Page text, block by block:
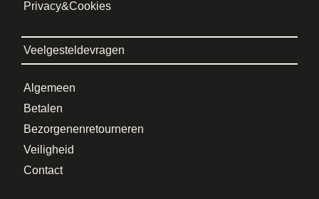
Privacy & Cookies
Veelgestelde vragen
Algemeen
Betalen
Bezorgen en retourneren
Veiligheid
Contact